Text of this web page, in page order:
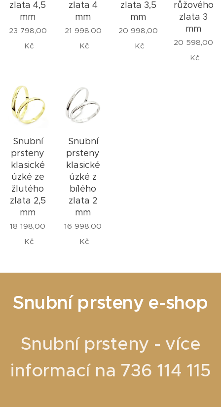
zlata 4,5
mm
23 798,00
Kč
zlata 4
mm
21 998,00
Kč
zlata 3,5
mm
20 998,00
Kč
růžového
zlata 3
mm
20 598,00
Kč
Snubní
prsteny
klasické
úzké ze
žlutého
zlata 2,5
mm
18 198,00
Kč
Snubní
prsteny
klasické
úzké z
bílého
zlata 2
mm
16 998,00
Kč
Snubní prsteny e-shop
Snubní prsteny - více
informací na 736 114 115